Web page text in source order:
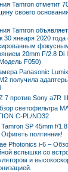
Tamron отметит
своего
Tamron
30 января 2020 года
20mm F/2.8 Di
F050)
Panasonic
получила
7 против Sony a7R III.
светофильтра
C-PL/ND32
SP 45mm f/
полтинник!
Photonics i-6 –
вспышки со
и